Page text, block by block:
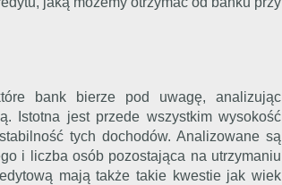
bank bierze pod uwagę, analizując
Istotna jest przede wszystkim wysokość
tych dochodów. Analizowane są
i liczba osób pozostająca na utrzymaniu
mają także takie kwestie jak wiek